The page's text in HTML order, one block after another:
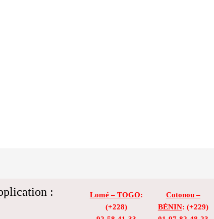
: Lomé – TOGO:
(+228)
Cotonou –
BÉNIN: (+229)